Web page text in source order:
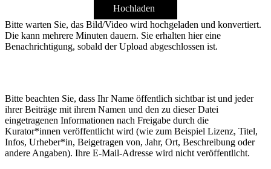
Hochladen
Bitte warten Sie, das Bild/Video wird hochgeladen und konvertiert.
Die kann mehrere Minuten dauern. Sie erhalten hier eine
Benachrichtigung, sobald der Upload abgeschlossen ist.
Bitte beachten Sie, dass Ihr Name öffentlich sichtbar ist und jeder
ihrer Beiträge mit ihrem Namen und den zu dieser Datei
eingetragenen Informationen nach Freigabe durch die
Kurator*innen veröffentlicht wird (wie zum Beispiel Lizenz, Titel,
Infos, Urheber*in, Beigetragen von, Jahr, Ort, Beschreibung oder
andere Angaben). Ihre E-Mail-Adresse wird nicht veröffentlicht.